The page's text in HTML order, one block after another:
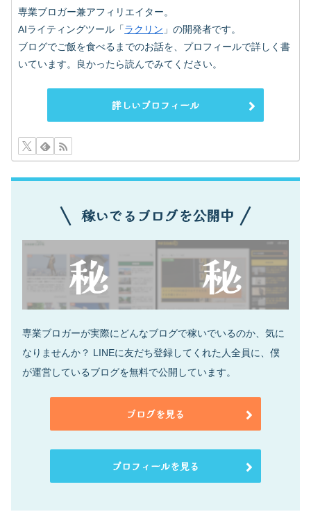
専業ブロガー兼アフィリエイター。
AIライティングツール「ラクリン 」の開発者です。
ブログでご飯を食べるまでのお話を、プロフィールで詳しく書
いています。良かったら読んでみてください。
詳しいプロフィール
稼いでるブログを公開中
専業ブロガーが実際にどんなブログで稼いでいるのか、気に
なりませんか？ LINEに友だち登録してくれた人全員に、僕
が運営しているブログを無料で公開しています。
ブログを見る
プロフィールを見る